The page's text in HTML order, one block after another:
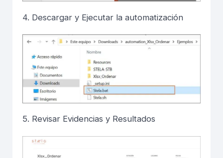
4. Descargar y Ejecutar la automatización
5. Revisar Evidencias y Resultados